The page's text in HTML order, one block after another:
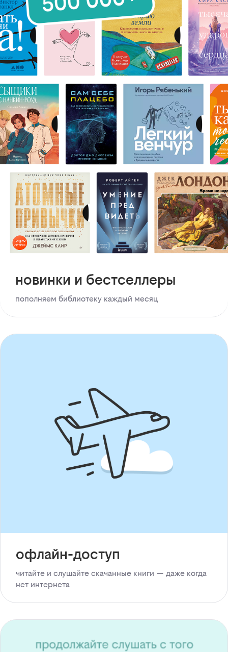
новинки и бестселлеры
пополняем библиотеку каждый месяц
офлайн-доступ
читайте и слушайте скачанные книги — даже когда
нет интернета